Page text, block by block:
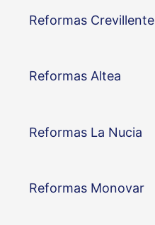
Reformas Crevillente
Reformas Altea
Reformas La Nucia
Reformas Monovar